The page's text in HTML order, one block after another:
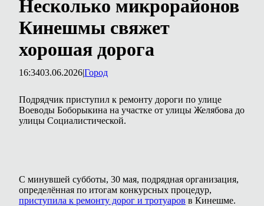
Несколько микрорайонов
Кинешмы свяжет
хорошая дорога
16:3403.06.2026|Город
Подрядчик приступил к ремонту дороги по улице
Воеводы Боборыкина на участке от улицы Желябова до
улицы Социалистической.
С минувшей субботы, 30 мая, подрядная организация,
определённая по итогам конкурсных процедур,
приступила к ремонту дорог и тротуаров в Кинешме.